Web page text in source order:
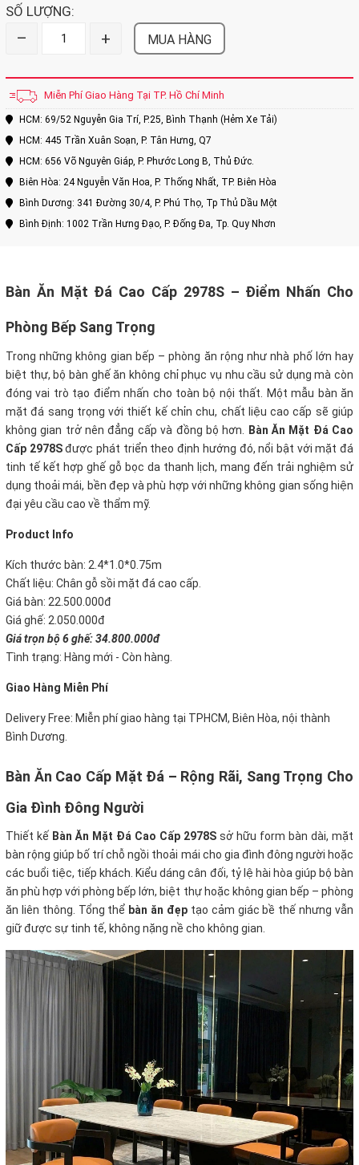
SỐ LƯỢNG:
– + MUA HÀNG
Miễn Phí Giao Hàng Tại TP. Hồ Chí Minh
HCM: 69/52 Nguyễn Gia Trí, P.25, Bình Thạnh (Hẻm Xe Tải)
HCM: 445 Trần Xuân Soạn, P. Tân Hưng, Q7
HCM: 656 Võ Nguyên Giáp, P. Phước Long B, Thủ Đức.
Biên Hòa: 24 Nguyễn Văn Hoa, P. Thống Nhất, TP. Biên Hòa
Bình Dương: 341 Đường 30/4, P. Phú Thọ, Tp Thủ Dầu Một
Bình Định: 1002 Trần Hưng Đạo, P. Đống Đa, Tp. Quy Nhơn
Bàn Ăn Mặt Đá Cao Cấp 2978S – Điểm Nhấn Cho
Phòng Bếp Sang Trọng
Trong những không gian bếp – phòng ăn rộng như nhà phố lớn hay
biệt thự, bộ bàn ghế ăn không chỉ phục vụ nhu cầu sử dụng mà còn
đóng vai trò tạo điểm nhấn cho toàn bộ nội thất. Một mẫu bàn ăn
mặt đá sang trọng với thiết kế chỉn chu, chất liệu cao cấp sẽ giúp
không gian trở nên đẳng cấp và đồng bộ hơn. Bàn Ăn Mặt Đá Cao
Cấp 2978Sđược phát triển theo định hướng đó, nổi bật với mặt đá
tinh tế kết hợp ghế gỗ bọc da thanh lịch, mang đến trải nghiệm sử
dụng thoải mái, bền đẹp và phù hợp với những không gian sống hiện
đại yêu cầu cao về thẩm mỹ.
Product Info
Kích thước bàn: 2.4*1.0*0.75m
Chất liệu: Chân gỗ sồi mặt đá cao cấp.
Giá bàn: 22.500.000đ
Giá ghế: 2.050.000đ
Giá trọn bộ 6 ghế: 34.800.000đ
Tình trạng: Hàng mới - Còn hàng.
Giao Hàng Miễn Phí
Delivery Free: Miễn phí giao hàng tại TPHCM, Biên Hòa, nội thành
Bình Dương.
Bàn Ăn Cao Cấp Mặt Đá – Rộng Rãi, Sang Trọng Cho
Gia Đình Đông Người
Thiết kế Bàn Ăn Mặt Đá Cao Cấp 2978S sở hữu form bàn dài, mặt
bàn rộng giúp bố trí chỗ ngồi thoải mái cho gia đình đông người hoặc
các buổi tiệc, tiếp khách. Kiểu dáng cân đối, tỷ lệ hài hòa giúp bộ bàn
ăn phù hợp với phòng bếp lớn, biệt thự hoặc không gian bếp – phòng
ăn liên thông. Tổng thể bàn ăn đẹp tạo cảm giác bề thế nhưng vẫn
giữ được sự tinh tế, không nặng nề cho không gian.